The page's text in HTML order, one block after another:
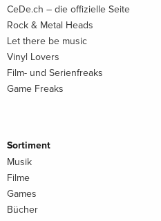
CeDe.ch – die offizielle Seite
Rock & Metal Heads
Let there be music
Vinyl Lovers
Film- und Serienfreaks
Game Freaks
Sortiment
Musik
Filme
Games
Bücher